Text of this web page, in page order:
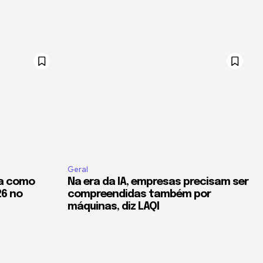
como
no
Geral
Na era da IA, empresas precisam ser
compreendidas também por
máquinas, diz LAQI